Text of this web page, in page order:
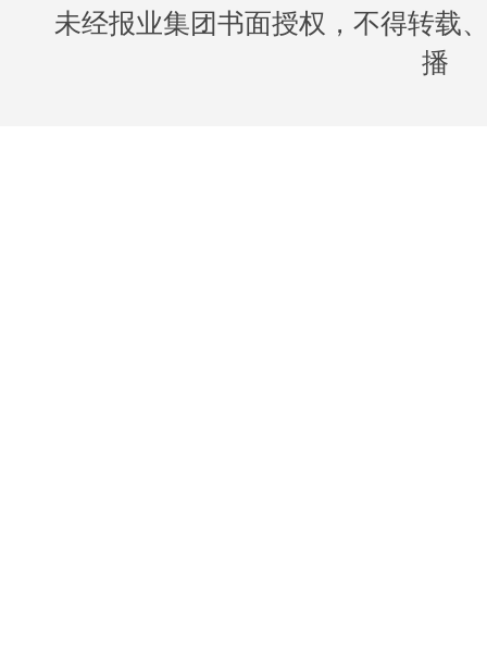
未经报业集团书面授权，不得转载
播